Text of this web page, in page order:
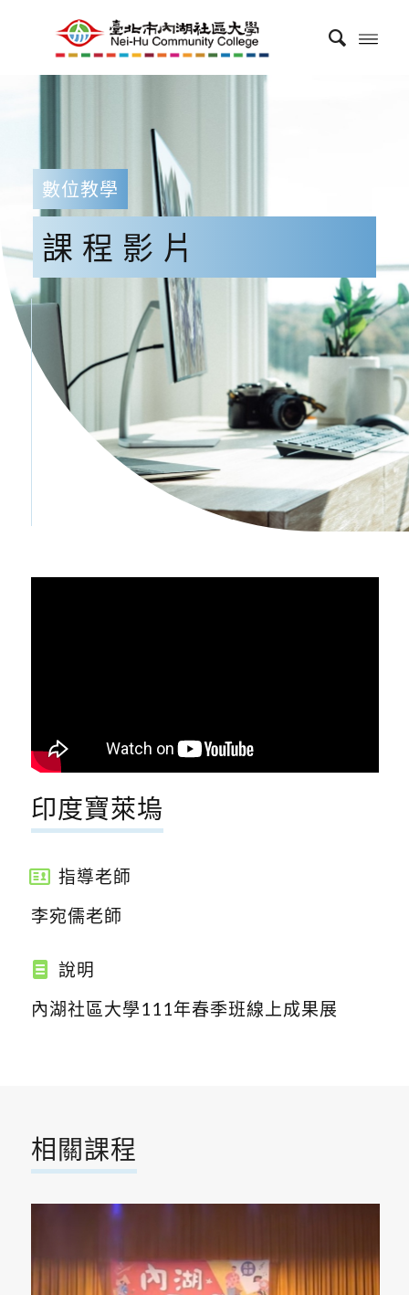
數位教學
課程影片
印度寶萊塢
指導老師
李宛儒老師
說明
內湖社區大學111年春季班線上成果展
相關課程